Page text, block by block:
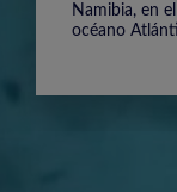
Namibia, en
océano